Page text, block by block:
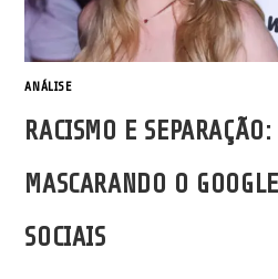
ANÁLISE
RACISMO E
MASCARANDO O
SOCIAIS